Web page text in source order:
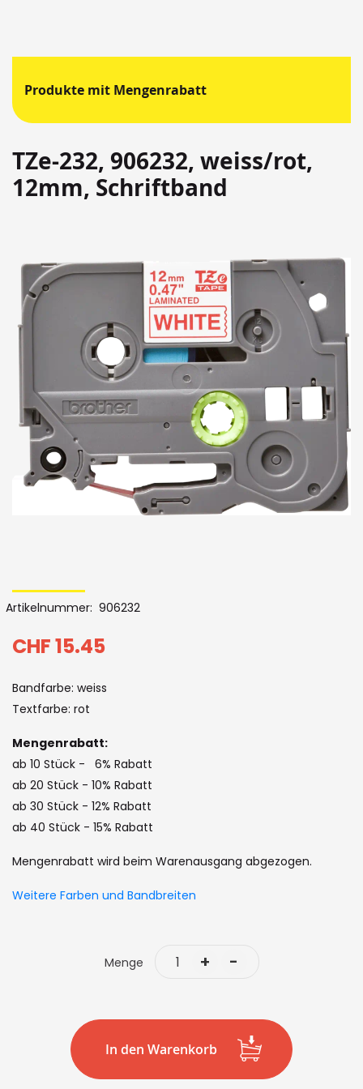
Produkte mit Mengenrabatt
TZe-232, 906232, weiss/rot,
12mm, Schriftband
Sie
zum
Ende
der
Bildergalerie
to
the
beginning
of
the
gallery
CHF 15.45
Artikelnummer 906232
Bandfarbe: weiss
Textfarbe: rot
Mengenrabatt:
ab 10 Stück - 6% Rabatt
ab 20 Stück - 10% Rabatt
ab 30 Stück - 12% Rabatt
ab 40 Stück - 15% Rabatt
Mengenrabatt wird beim Warenausgang abgezogen.
Weitere Farben und Bandbreiten
Menge -
+
In den Warenkorb